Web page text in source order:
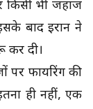
किसी भी जहाज
बाद ईरान ने
कर दी।
पर फायरिंग की
ही नहीं, एक